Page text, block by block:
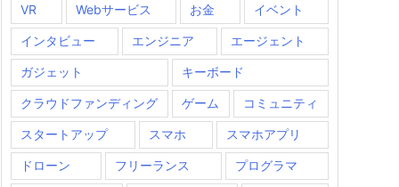
VR
Webサービス お金 イベント
インタビュー エンジニア エージェント
ガジェット キーボード
クラウドファンディング ゲーム コミュニティ
スタートアップ スマホ スマホアプリ
ドローン フリーランス プログラマ